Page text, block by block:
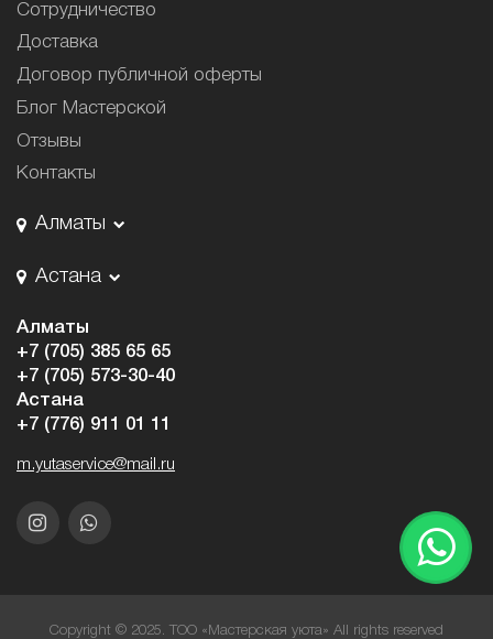
Сотрудничество
Доставка
Договор публичной оферты
Блог Мастерской
Отзывы
Контакты
Алматы
Астана
Алматы
+7 (705) 385 65 65
+7 (705) 573-30-40
Астана
+7 (776) 911 01 11
m.yutaservice@mail.ru
Copyright © 2025. ТОО «Мастерская уюта» All rights reserved